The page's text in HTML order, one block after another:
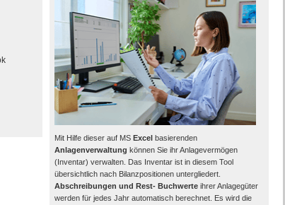
Mit Hilfe dieser auf MS Excelbasierenden
Anlagenverwaltung können Sie ihr Anlagevermögen
(Inventar) verwalten. Das Inventar ist in diesem Tool
übersichtlich nach Bilanzpositionen untergliedert.
Abschreibungen und Rest- Buchwerteihrer Anlagegüter
werden für jedes Jahr automatisch berechnet. Es wird die